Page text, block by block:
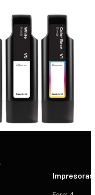
Impresoras